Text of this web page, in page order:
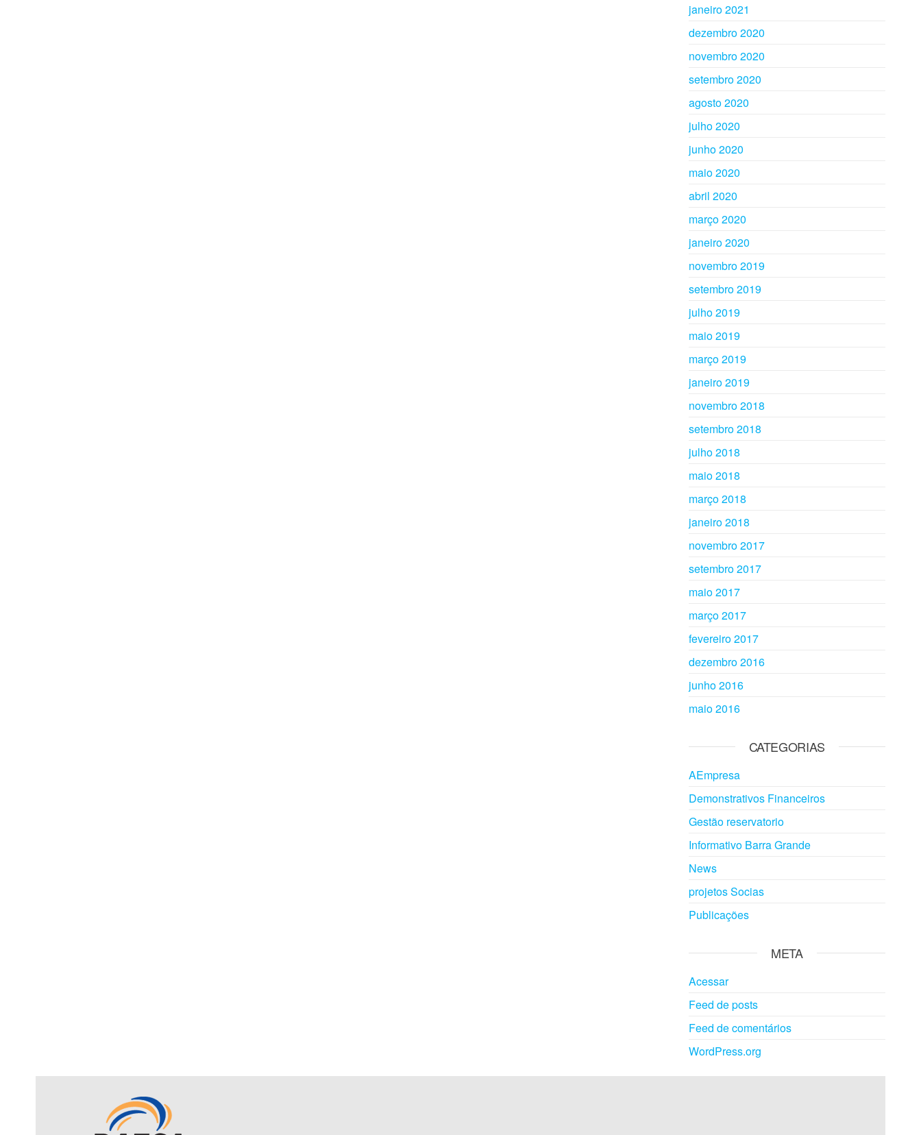
janeiro 2021
dezembro 2020
novembro 2020
setembro 2020
agosto 2020
julho 2020
junho 2020
maio 2020
abril 2020
março 2020
janeiro 2020
novembro 2019
setembro 2019
julho 2019
maio 2019
março 2019
janeiro 2019
novembro 2018
setembro 2018
julho 2018
maio 2018
março 2018
janeiro 2018
novembro 2017
setembro 2017
maio 2017
março 2017
fevereiro 2017
dezembro 2016
junho 2016
maio 2016
CATEGORIAS
AEmpresa
Demonstrativos Financeiros
Gestão reservatorio
Informativo Barra Grande
News
projetos Socias
Publicações
META
Acessar
Feed de posts
Feed de comentários
WordPress.org